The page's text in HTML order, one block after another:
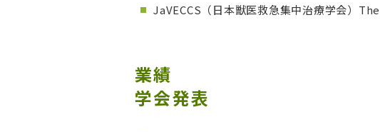
JaVECCS（日本獣医救急集中治療学会）
業績
学会発表